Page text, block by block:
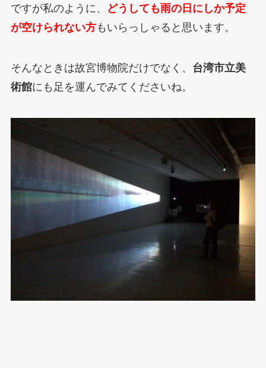
ですが私のように、
どうしても雨の日にしか予定
が空けられない方もいらっしゃると思います。
そんなときは故宮博物院だけでなく、 台湾市立美
術館にも足を運んでみてくださいね。